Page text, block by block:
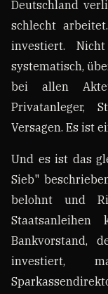
Deutschland
schlecht
investiert.
systematisch,
bei allen
Privatanleger,
Versagen. Es ist
Und es ist das
Sieb"
belohnt und
Bankvorstand,
investiert,